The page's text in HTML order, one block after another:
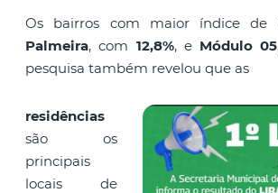
Os bairros com maior índice de
Palmeira, com 12,8%, e Módulo 05
pesquisa também revelou que as
residências
são os
principais
locais de